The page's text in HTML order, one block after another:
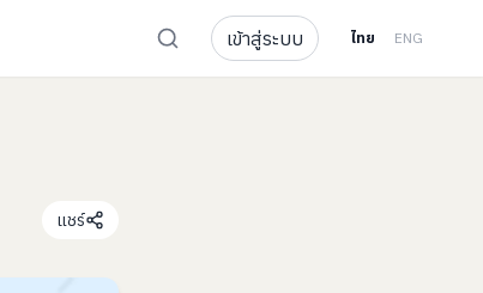
เข้าสู่ระบบ ไทย ENG
แชร์